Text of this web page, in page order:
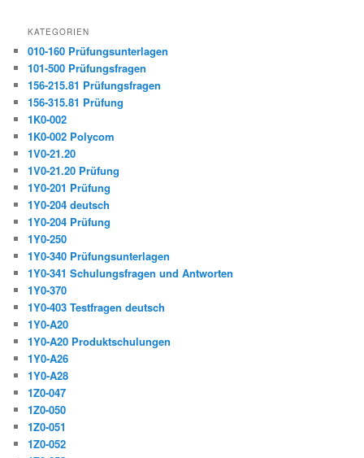
KATEGORIEN
010-160 Prüfungsunterlagen
101-500 Prüfungsfragen
156-215.81 Prüfungsfragen
156-315.81 Prüfung
1K0-002
1K0-002 Polycom
1V0-21.20
1V0-21.20 Prüfung
1Y0-201 Prüfung
1Y0-204 deutsch
1Y0-204 Prüfung
1Y0-250
1Y0-340 Prüfungsunterlagen
1Y0-341 Schulungsfragen und Antworten
1Y0-370
1Y0-403 Testfragen deutsch
1Y0-A20
1Y0-A20 Produktschulungen
1Y0-A26
1Y0-A28
1Z0-047
1Z0-050
1Z0-051
1Z0-052